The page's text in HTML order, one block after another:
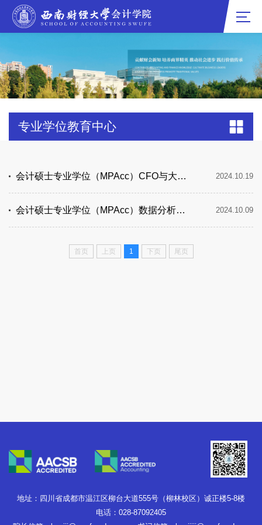
专业学位教育中心
会计硕士专业学位（MPAcc）CFO与大数据决策方向（非全日制） 2024.10.19
会计硕士专业学位（MPAcc）数据分析与财务决策方向（全日制） 2024.10.09
首页 上页 1 下页 尾页
地址：四川省成都市温江区柳台大道555号（柳林校区）诚正楼5-8楼
电话：028-87092405